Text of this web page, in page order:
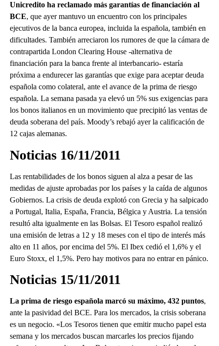
Unicredito ha reclamado más garantías de financiación al
BCE, que ayer mantuvo un encuentro con los principales
ejecutivos de la banca europea, incluida la española, también en
dificultades. También arreciaron los rumores de que la cámara de
contrapartida London Clearing House -alternativa de
financiación para la banca frente al interbancario- estaría
próxima a endurecer las garantías que exige para aceptar deuda
española como colateral, ante el avance de la prima de riesgo
española. La semana pasada ya elevó un 5% sus exigencias para
los bonos italianos en un movimiento que precipitó las ventas de
deuda soberana del país. Moody’s rebajó ayer la calificación de
12 cajas alemanas.
Noticias 16/11/2011
Las rentabilidades de los bonos siguen al alza a pesar de las
medidas de ajuste aprobadas por los países y la caída de algunos
Gobiernos. La crisis de deuda explotó con Grecia y ha salpicado
a Portugal, Italia, España, Francia, Bélgica y Austria. La tensión
resultó alta igualmente en las Bolsas. El Tesoro español realizó
una emisión de letras a 12 y 18 meses con el tipo de interés más
alto en 11 años, por encima del 5%. El Ibex cedió el 1,6% y el
Euro Stoxx, el 1,5%. Pero hay motivos para no entrar en pánico.
Noticias 15/11/2011
La prima de riesgo española marcó su máximo, 432 puntos,
ante la pasividad del BCE. Para los mercados, la crisis soberana
es un negocio. «Los Tesoros tienen que emitir mucho papel esta
semana y los mercados buscan marcarles los precios fijando